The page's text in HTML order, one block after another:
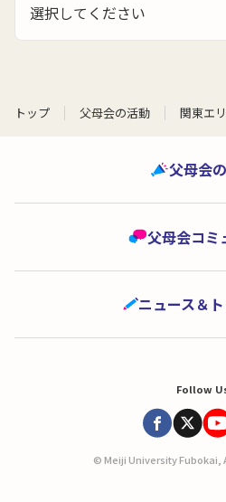
選択してください
トップ 父母会の活動 関東エ
父母会
父母会コミ
ニュース＆
Follow
© Meiji University Fubokai,